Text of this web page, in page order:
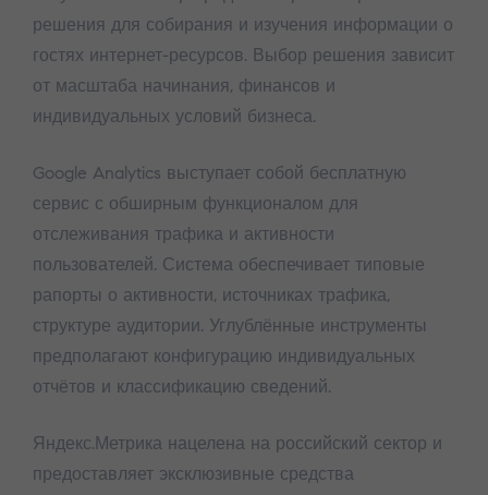
решения для собирания и изучения информации о
гостях интернет-ресурсов. Выбор решения зависит
от масштаба начинания, финансов и
индивидуальных условий бизнеса.
Google Analytics выступает собой бесплатную
сервис с обширным функционалом для
отслеживания трафика и активности
пользователей. Система обеспечивает типовые
рапорты о активности, источниках трафика,
структуре аудитории. Углублённые инструменты
предполагают конфигурацию индивидуальных
отчётов и классификацию сведений.
Яндекс.Метрика нацелена на российский сектор и
предоставляет эксклюзивные средства